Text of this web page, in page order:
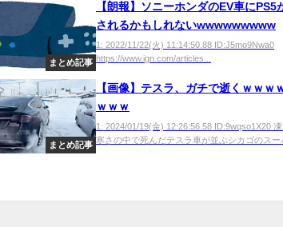
まとめ記事
【朗報】ソニーホンダのEV車にPS5
されるかもしれないwwwwwwwww
1: 2022/11/22(火) 11:14:50.88 ID:J5mo9Nwa0
https://www.ign.com/articles...
まとめ記事
【画像】テスラ、ガチで逝くｗｗｗ
ｗｗｗ
1: 2024/01/19(金) 12:26:56.58 ID:9wqso1X20 凍
寒さの中で死んだテスラ車が並ぶシカゴのスー